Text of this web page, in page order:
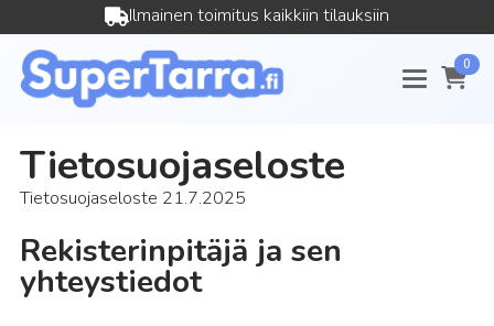
Ilmainen toimitus kaikkiin tilauksiin
0
Tietosuojaseloste
Tietosuojaseloste 21.7.2025
Rekisterinpitäjä ja sen
yhteystiedot